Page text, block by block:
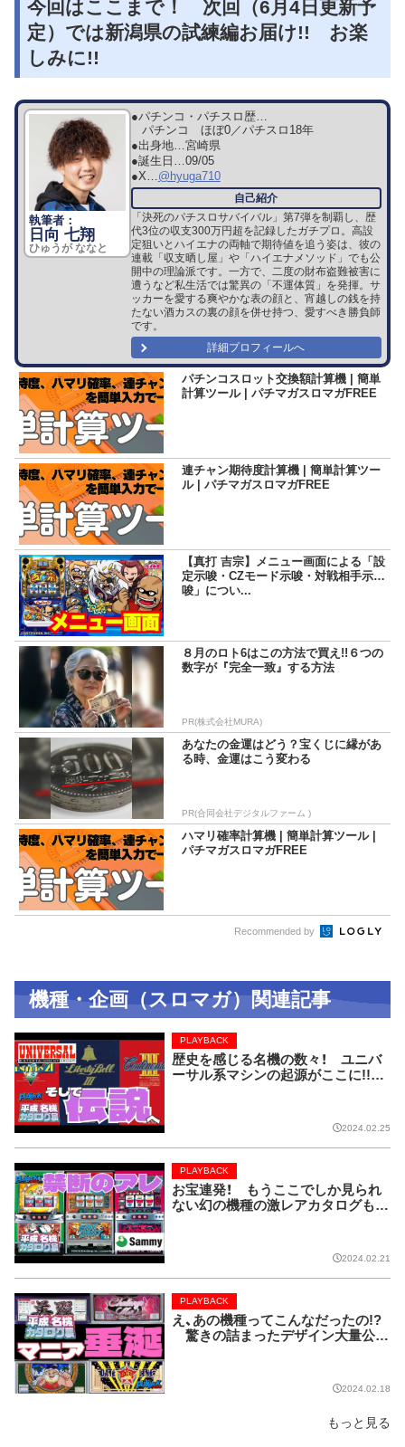
今回はここまで！ 次回（6月4日更新予
定）では新潟県の試練編お届け!! お楽
しみに!!
日向 七翔
ひゅうが ななと
●パチンコ・パチスロ歴…
パチンコ ほぼ0／パチスロ18年
●出身地…宮崎県
●誕生日…09/05
●X…@hyuga710
「決死のパチスロサバイバル」第7弾を制覇し、歴
代3位の収支300万円超を記録したガチプロ。高設
定狙いとハイエナの両軸で期待値を追う姿は、彼の
連載「収支晒し屋」や「ハイエナメソッド」でも公
開中の理論派です。一方で、二度の財布盗難被害に
遭うなど私生活では驚異の「不運体質」を発揮。サ
ッカーを愛する爽やかな表の顔と、宵越しの銭を持
たない酒カスの裏の顔を併せ持つ、愛すべき勝負師
です。
詳細プロフィールへ
パチンコスロット交換額計算機 | 簡単
計算ツール | パチマガスロマガFREE
連チャン期待度計算機 | 簡単計算ツー
ル | パチマガスロマガFREE
【真打 吉宗】メニュー画面による「設
定示唆・CZモード示唆・対戦相手示
唆」につい...
８月のロト6はこの方法で買え!!６つの
数字が『完全一致』する方法
PR(株式会社MURA)
あなたの金運はどう？宝くじに縁があ
る時、金運はこう変わる
PR(合同会社デジタルファーム )
ハマリ確率計算機 | 簡単計算ツール |
パチマガスロマガFREE
Recommended by
機種・企画（スロマガ）関連記事
歴史を感じる名機の数々！ ユニバ
ーサル系マシンの起源がここに!!【P
PLAYBACK
2024.02.25
お宝連発！ もうここでしか見られ
ない幻の機種の激レアカタログも！
PLAYBACK
2024.02.21
え、あの機種ってこんなだったの!?
驚きの詰まったデザイン大量公
PLAYBACK
2024.02.18
もっと見る